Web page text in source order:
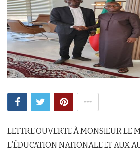
LETTRE OUVERTE À MONSIEUR LE
L’ÉDUCATION NATIONALE ET AUX